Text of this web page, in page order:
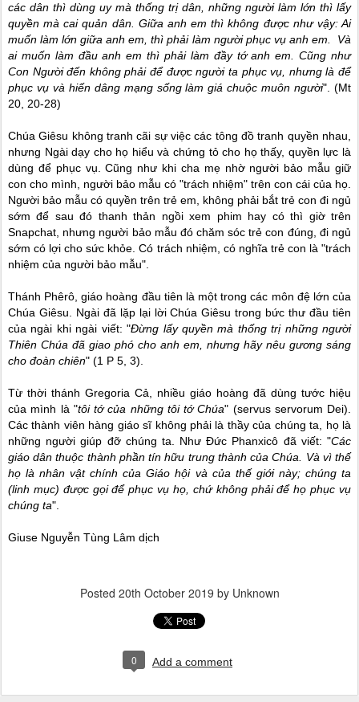
các dân thì dùng uy mà thống trị dân, những người làm lớn thì lấy
quyền mà cai quản dân. Giữa anh em thì không được như vậy: Ai
muốn làm lớn giữa anh em, thì phải làm người phục vụ anh em. Và
ai muốn làm đầu anh em thì phải làm đầy tớ anh em. Cũng như
Con Người đến không phải để được người ta phục vụ, nhưng là để
phục vụ và hiến dâng mạng sống làm giá chuộc muôn người". (Mt
20, 20-28)
Chúa Giêsu không tranh cãi sự việc các tông đồ tranh quyền nhau,
nhưng Ngài dạy cho họ hiểu và chứng tỏ cho họ thấy, quyền lực là
dùng để phục vụ. Cũng như khi cha mẹ nhờ người bảo mẫu giữ
con cho mình, người bảo mẫu có "trách nhiệm" trên con cái của họ.
Người bảo mẫu có quyền trên trẻ em, không phải bắt trẻ con đi ngủ
sớm để sau đó thanh thản ngồi xem phim hay có thì giờ trên
Snapchat, nhưng người bảo mẫu đó chăm sóc trẻ con đúng, đi ngủ
sớm có lợi cho sức khỏe. Có trách nhiệm, có nghĩa trẻ con là "trách
nhiệm của người bảo mẫu".
Thánh Phêrô, giáo hoàng đầu tiên là một trong các môn đệ lớn của
Chúa Giêsu. Ngài đã lặp lại lời Chúa Giêsu trong bức thư đầu tiên
của ngài khi ngài viết: "Đừng lấy quyền mà thống trị những người
Thiên Chúa đã giao phó cho anh em, nhưng hãy nêu gương sáng
cho đoàn chiên" (1 P 5, 3).
Từ thời thánh Gregoria Cả, nhiều giáo hoàng đã dùng tước hiệu
của mình là "tôi tớ của những tôi tớ Chúa" (servus servorum Dei).
Các thành viên hàng giáo sĩ không phải là thầy của chúng ta, họ là
những người giúp đỡ chúng ta. Như Đức Phanxicô đã viết: "Các
giáo dân thuộc thành phần tín hữu trung thành của Chúa. Và vì thế
họ là nhân vật chính của Giáo hội và của thế giới này; chúng ta
(linh mục) được gọi để phục vụ họ, chứ không phải để họ phục vụ
chúng ta".
Giuse Nguyễn Tùng Lâm dịch
Posted 20th October 2019 by Unknown
0 Add a comment